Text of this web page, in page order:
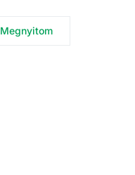
Megnyitom